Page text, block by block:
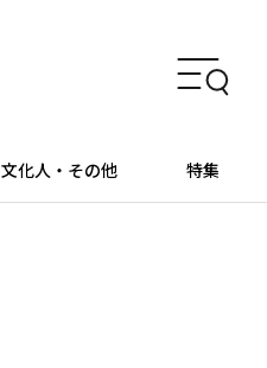
文化人・その他 特集